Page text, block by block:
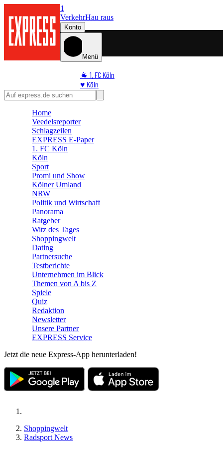
1
VerkehrHau raus
Konto
Menü
🐐 1. FC Köln
♥️ Köln
⭐ Promi
🛒 Shoppingwelt
Home
Veedelsreporter
Schlagzeilen
EXPRESS E-Paper
1. FC Köln
Köln
Sport
Promi und Show
Kölner Umland
NRW
Politik und Wirtschaft
Panorama
Ratgeber
Witz des Tages
Shoppingwelt
Dating
Partnersuche
Testberichte
Unternehmen im Blick
Themen von A bis Z
Spiele
Quiz
Redaktion
Newsletter
Unsere Partner
EXPRESS Service
Jetzt die neue Express-App herunterladen!
Shoppingwelt
Radsport News